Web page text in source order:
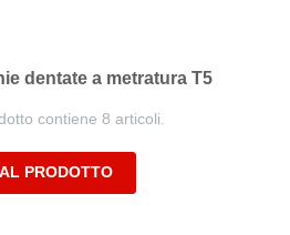
dentate a metratura T5
contiene 8 articoli.
PRODOTTO